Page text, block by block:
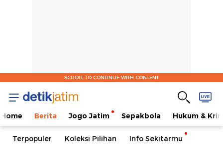
SCROLL TO CONTINUE WITH CONTENT
Home Berita Jogo Jatim Sepakbola Hukum &
Terpopuler Koleksi Pilihan Info Sekitarmu